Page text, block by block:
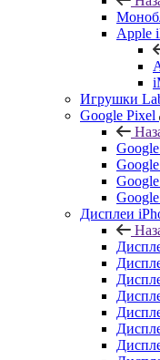
Apple
Игрушки
Google Pixel
Дисплеи